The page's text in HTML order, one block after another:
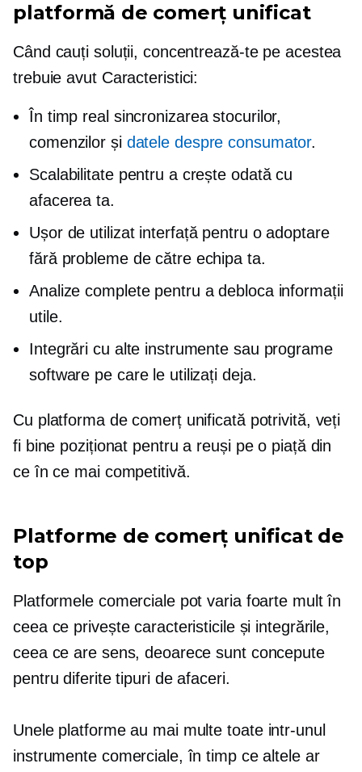
platformă de comerț unificat
Când cauți soluții, concentrează-te pe acestea
trebuie avutCaracteristici:
În timp real sincronizarea stocurilor,
comenzilor și datele despre consumator.
Scalabilitate pentru a crește odată cu
afacerea ta.
Ușor de utilizatinterfață pentru o adoptare
fără probleme de către echipa ta.
Analize complete pentru a debloca informații
utile.
Integrări cu alte instrumente sau programe
software pe care le utilizați deja.
Cu platforma de comerț unificată potrivită, veți
fi bine poziționat pentru a reuși pe o piață din
ce în ce mai competitivă.
Platforme de comerț unificat de
top
Platformele comerciale pot varia foarte mult în
ceea ce privește caracteristicile și integrările,
ceea ce are sens, deoarece sunt concepute
pentru diferite tipuri de afaceri.
Unele platforme au mai multetoate intr-unul
instrumente comerciale, în timp ce altele ar